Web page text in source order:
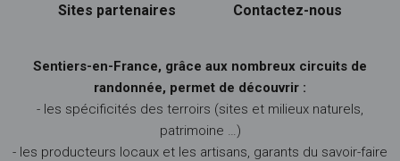
Sites partenaires Contactez-nous
Sentiers-en-France, grâce aux nombreux circuits de
randonnée, permet de découvrir :
- les spécificités des terroirs (sites et milieux naturels,
patrimoine …)
- les producteurs locaux et les artisans, garants du savoir-faire